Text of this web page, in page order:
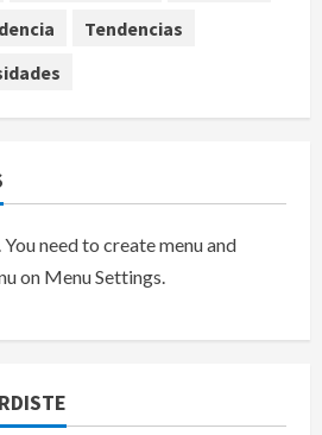
Tendencias
need to create menu and
on Menu Settings.